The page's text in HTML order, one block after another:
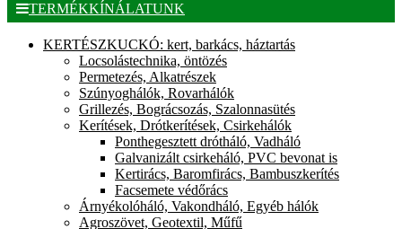
TERMÉKKÍNÁLATUNK
KERTÉSZKUCKÓ: kert, barkács, háztartás
Locsolástechnika, öntözés
Permetezés, Alkatrészek
Szúnyoghálók, Rovarhálók
Grillezés, Bográcsozás, Szalonnasütés
Kerítések, Drótkerítések, Csirkehálók
Ponthegesztett drótháló, Vadháló
Galvanizált csirkeháló, PVC bevonat is
Kertirács, Baromfirács, Bambuszkerítés
Facsemete védőrács
Árnyékolóháló, Vakondháló, Egyéb hálók
Agroszövet, Geotextil, Műfű